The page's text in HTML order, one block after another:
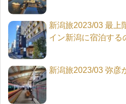
新潟旅2023/03 最上
イン新潟に宿泊する
新潟旅2023/03 弥彦